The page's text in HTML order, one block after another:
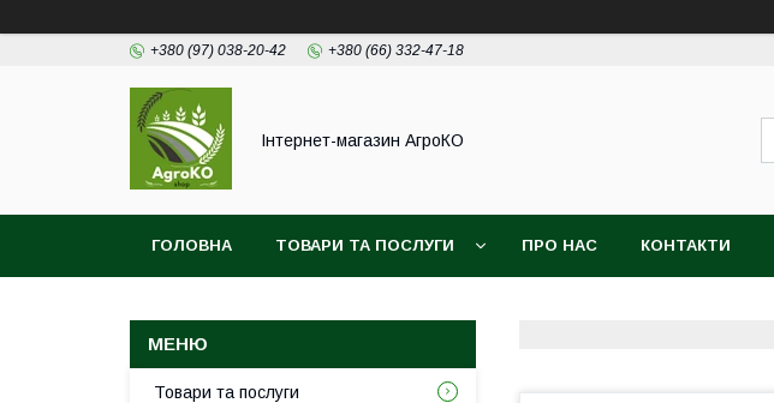
+380 (97) 038-20-42 +380 (66) 332-47-18
Інтернет-магазин АгроКО
ГОЛОВНА ТОВАРИ ТА ПОСЛУГИ ПРО НАС КОНТАКТИ
Товари та послуги